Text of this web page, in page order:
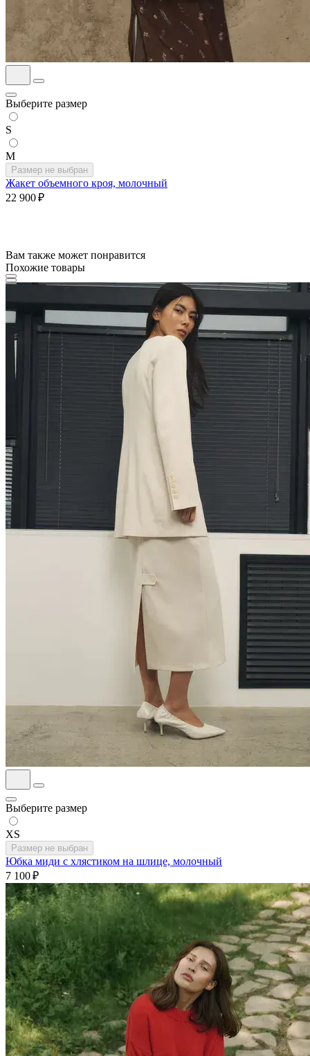
Выберите размер
S
M
Размер не выбран
Жакет объемного кроя, молочный
22 900 ₽
Вам также может понравится
Похожие товары
Выберите размер
XS
Размер не выбран
Юбка миди с хлястиком на шлице, молочный
7 100 ₽